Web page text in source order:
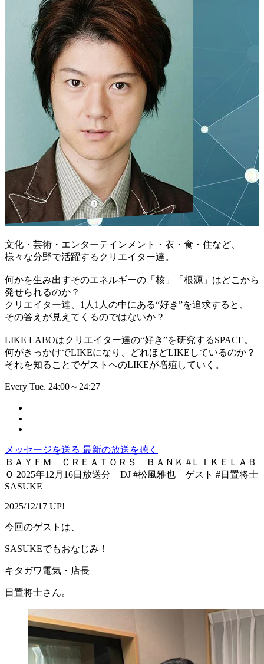
文化・芸術・エンターテインメント・衣・食・住など、
様々な分野で活躍するクリエイター達。
何かを生み出すそのエネルギーの「核」「根源」はどこから
発せられるのか？
クリエイター達、1人1人の中にある“好き”を追求すると、
その答えが見えてくるのではないか？
LIKE LABOはクリエイター達の“好き”を研究するSPACE。
何がきっかけでLIKEになり、どれほどLIKEしているのか？
それを知ることでゲストへのLIKEが増殖していく。
Every Tue. 24:00～24:27
メッセージを送る 最新の放送を聴く
ＢＡＹＦＭ ＣＲＥＡＴＯＲＳ ＢＡＮＫ #ＬＩＫＥＬＡＢ
Ｏ 2025年12月16日放送分 DJ #松風雅也 ゲスト #日置将士
SASUKE
2025/12/17 UP!
今回のゲストは、
SASUKEでもおなじみ！
キタガワ電気・店長
日置将士さん。